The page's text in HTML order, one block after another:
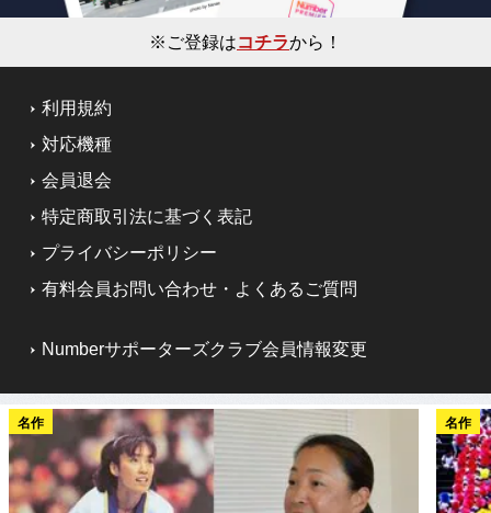
※ご登録はコチラから！
利用規約
対応機種
会員退会
特定商取引法に基づく表記
プライバシーポリシー
有料会員お問い合わせ・よくあるご質問
Numberサポーターズクラブ会員情報変更
名作 名作